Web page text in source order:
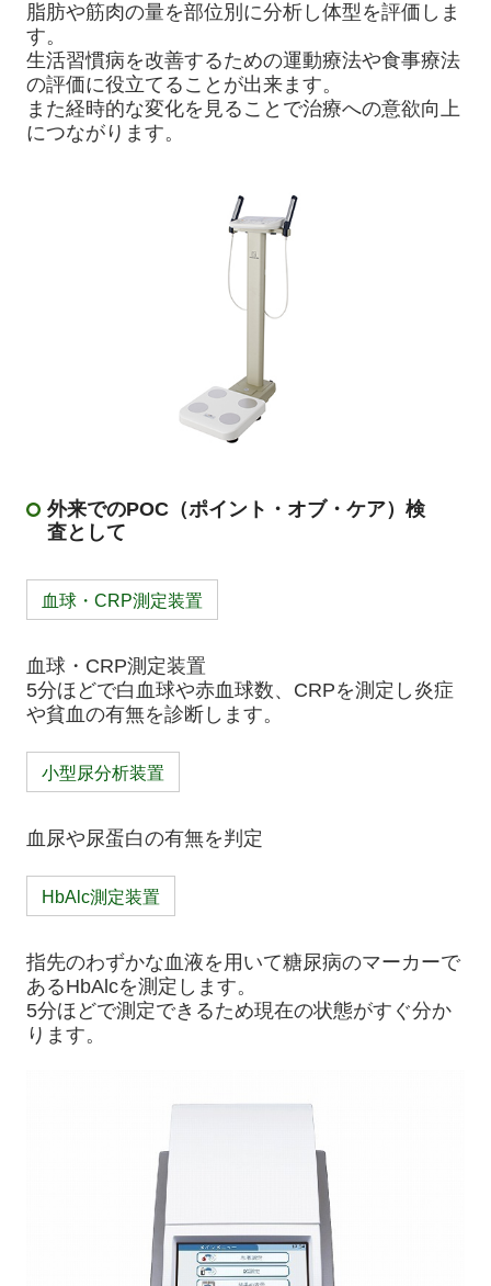
脂肪や筋肉の量を部位別に分析し体型を評価しま
す。
生活習慣病を改善するための運動療法や食事療法
の評価に役立てることが出来ます。
また経時的な変化を見ることで治療への意欲向上
につながります。
外来でのPOC（ポイント・オブ・ケア）検
査として
血球・CRP測定装置
血球・CRP測定装置
5分ほどで白血球や赤血球数、CRPを測定し炎症
や貧血の有無を診断します。
小型尿分析装置
血尿や尿蛋白の有無を判定
HbAlc測定装置
指先のわずかな血液を用いて糖尿病のマーカーで
あるHbAlcを測定します。
5分ほどで測定できるため現在の状態がすぐ分か
ります。